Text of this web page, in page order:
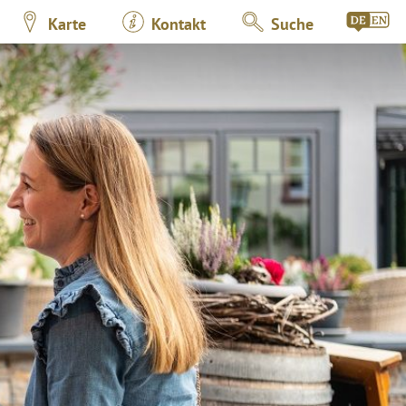
Karte Kontakt Suche